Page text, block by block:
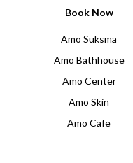
Book Now
Amo Suksma
Amo Bathhouse
Amo Center
Amo Skin
Amo Cafe